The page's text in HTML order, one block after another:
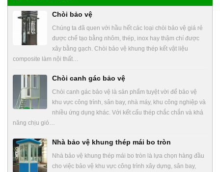
Chòi bảo vệ
Chúng ta đã quen với hầu hết các loại chòi bảo vệ giá rẻ
được chế tạo bằng nhôm, thép, inox hay thậm chí được
xây bằng gạch. Chòi bảo vệ khung thép kết vật liệu
composite làm nội thất…
Chòi canh gác bảo vệ
Chòi canh gác bảo vệ là sản phẩm tuyệt vời để bảo vệ
khu vực công trình, sân bay, nhà máy, khu công nghiệp và
nhiều ứng dụng khác. Với kết cấu thép chắc chắn và khả
năng chịu gió…
Nhà bảo vệ khung thép mái bo tròn
Nhà bảo vệ khung thép mái bo tròn là lựa chọn hàng đầu
cho việc bảo vệ khu vực công trình xây dựng, sân bay,